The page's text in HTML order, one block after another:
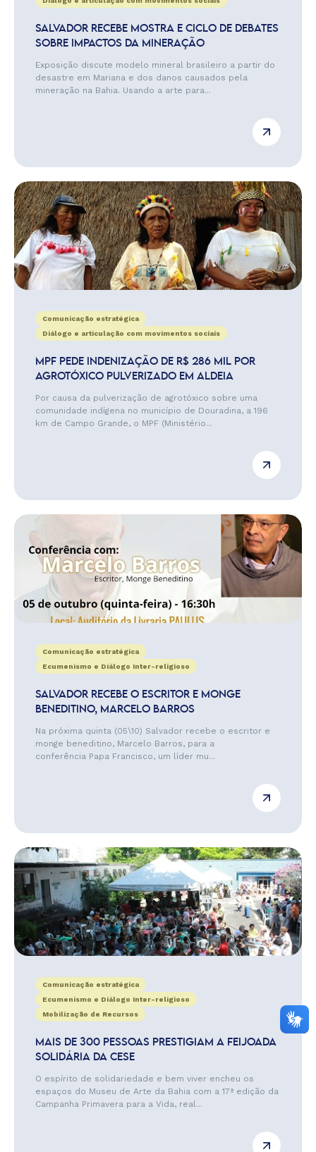
SALVADOR RECEBE MOSTRA E CICLO DE DEBATES
SOBRE IMPACTOS DA MINERAÇÃO
Exposição discute modelo mineral brasileiro a partir do
desastre em Mariana e dos danos causados pela
mineração na Bahia. Usando a arte para...
Comunicação estratégica
Diálogo e articulação com movimentos sociais
MPF PEDE INDENIZAÇÃO DE R$ 286 MIL POR
AGROTÓXICO PULVERIZADO EM ALDEIA
Por causa da pulverização de agrotóxico sobre uma
comunidade indígena no município de Douradina, a 196
km de Campo Grande, o MPF (Ministério...
Comunicação estratégica
Ecumenismo e Diálogo Inter-religioso
SALVADOR RECEBE O ESCRITOR E MONGE
BENEDITINO, MARCELO BARROS
Na próxima quinta (05\10) Salvador recebe o escritor e
monge beneditino, Marcelo Barros, para a
conferência Papa Francisco, um líder mu...
Comunicação estratégica
Ecumenismo e Diálogo Inter-religioso
Mobilização de Recursos
MAIS DE 300 PESSOAS PRESTIGIAM A FEIJOADA
SOLIDÁRIA DA CESE
O espírito de solidariedade e bem viver encheu os
espaços do Museu de Arte da Bahia com a 17ª edição da
Campanha Primavera para a Vida, real...